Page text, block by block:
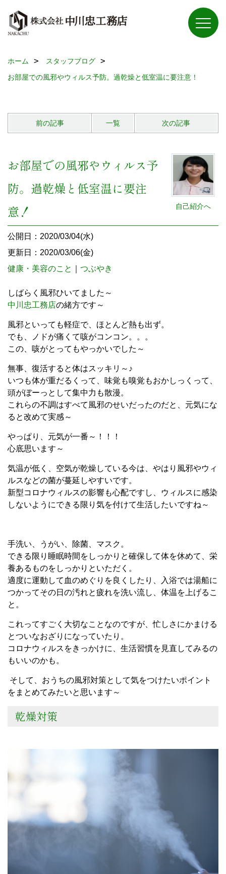
ホーム
スタッフブログ
お部屋での風邪やウィルス予防。過乾燥と低室温に要注意！
前の記事 一覧 次の記事
自己紹介へ
お部屋での風邪やウィルス予
防。過乾燥と低室温に要注
意！
公開日：2020/03/04(水)
更新日：2020/03/06(金)
健康・美容のこと
つぶやき
しばらく風邪ひいてました～
中川忠工務店の緒方です～
風邪といっても軽症で、ほとんど熱も出ず。
でも、ノドが痛くて咳がコンコン。。。
この、咳がとってもやっかいでした～
無事、復活すると体はスッキリ～♪
いつも体が重だるくって、味覚も嗅覚もおかしっくって、
頭がぼーっとして集中力も散漫。
これらの不調はすべて風邪のせいだったのだと、元気にな
ると改めて実感～
やっぱり、元気が一番～！！！
心底思います～
気温が低く、空気が乾燥している今は、やはり風邪やウィ
ルスなどの菌が蔓延しやすいです。
新型コロナウィルスの影響も心配ですし、ウィルスに感染
しないようにできる限り気を付けて生活したいですね～
手洗い、うがい、除菌、マスク。
できる限り睡眠時間をしっかりと確保して体を休めて、栄
養あるものをしっかりといただく。
適度に運動して血のめぐりを良くしたり、入浴では湯船に
つかってその日の汚れと疲れを洗い流し、体温を上げるこ
と。
これってすごく大切なことなのですが、忙しさにかまける
とついなおざりになっていたり。
コロナウィルスをきっかけに、生活習慣を見直してみるの
もいいのかも。
そして、おうちの風邪対策として気をつけたいポイント
をまとめてみたいと思います～
乾燥対策